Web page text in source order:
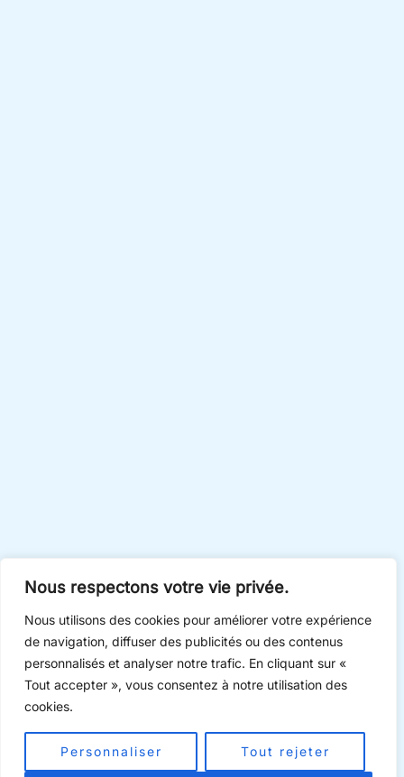
Nous respectons votre vie privée.
Nous utilisons des cookies pour améliorer votre expérience
de navigation, diffuser des publicités ou des contenus
personnalisés et analyser notre trafic. En cliquant sur «
Tout accepter », vous consentez à notre utilisation des
cookies.
Personnaliser Tout rejeter